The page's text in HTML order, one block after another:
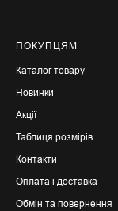
ПОКУПЦЯМ
Каталог товару
Новинки
Акції
Таблиця розмірів
Контакти
Оплата і доставка
Обмін та повернення